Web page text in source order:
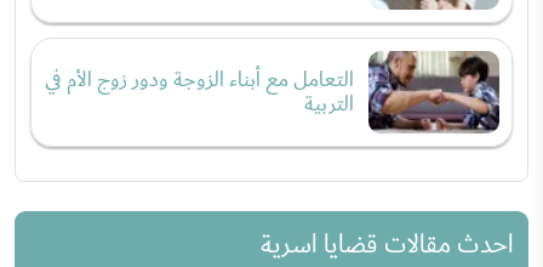
التعامل مع أبناء الزوجة ودور زوج الأم في
التربية
احدث مقالات قضايا اسرية